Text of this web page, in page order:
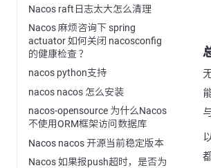
Nacos raft日志太大怎么清理
Nacos 麻烦咨询下 spring
actuator 如何关闭 nacosconfig
的健康检查 ？
nacos python支持
nacos nacos 怎么安装
nacos-opensource 为什么Nacos
不使用ORM框架访问数据库
Nacos nacos 开源当前稳定版本
Nacos 如果报push超时，是否为